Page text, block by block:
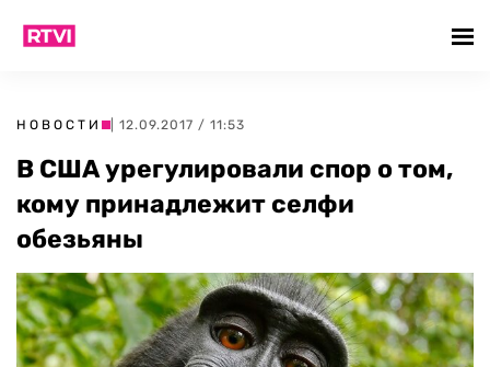
НОВОСТИ | 12.09.2017 / 11:53
В США урегулировали спор о том,
кому принадлежит селфи
обезьяны